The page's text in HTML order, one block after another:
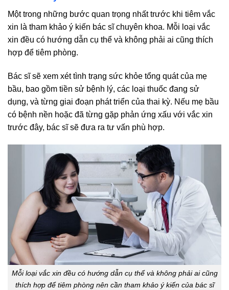
Một trong những bước quan trọng nhất trước khi tiêm vắc
xin là tham khảo ý kiến bác sĩ chuyên khoa. Mỗi loại vắc
xin đều có hướng dẫn cụ thể và không phải ai cũng thích
hợp để tiêm phòng.
Bác sĩ sẽ xem xét tình trạng sức khỏe tổng quát của mẹ
bầu, bao gồm tiền sử bệnh lý, các loại thuốc đang sử
dụng, và từng giai đoạn phát triển của thai kỳ. Nếu mẹ bầu
có bệnh nền hoặc đã từng gặp phản ứng xấu với vắc xin
trước đây, bác sĩ sẽ đưa ra tư vấn phù hợp.
Mỗi loại vắc xin đều có hướng dẫn cụ thể và không phải ai cũng
thích hợp để tiêm phòng nên cần tham khảo ý kiến của bác sĩ